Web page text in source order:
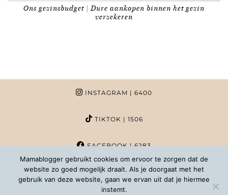
Ons gezinsbudget | Dure aankopen binnen het gezin
verzekeren
INSTAGRAM | 6400
TIKTOK | 1506
FACEBOOK| 6283
PINTEREST | 1020
Mamablogger gebruikt cookies om ervoor te zorgen dat de
website zo goed mogelijk draait. Als je doorgaat met het
gebruik van deze website, gaan we ervan uit dat je hiermee
instemt.